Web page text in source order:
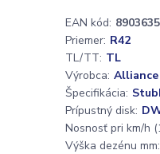
EAN kód:
Priemer: R42
TL/TT: TL
Výrobca: Alliance
Špecifikácia:
Prípustný disk:
Nosnosť pri km/h
Výška dezénu mm: